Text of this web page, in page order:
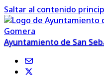
Saltar al contenido
Ayuntamiento de San